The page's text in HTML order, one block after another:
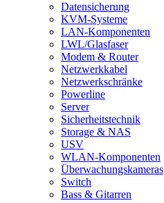
Datensicherung
KVM-Systeme
LAN-Komponenten
LWL/Glasfaser
Modem & Router
Netzwerkkabel
Netzwerkschränke
Powerline
Server
Sicherheitstechnik
Storage & NAS
USV
WLAN-Komponenten
Überwachungskameras
Switch
Bass & Gitarren